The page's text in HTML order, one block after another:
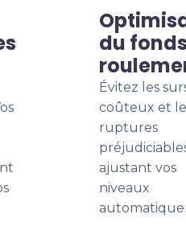
du
Évitez les
coûteux et
ruptures
ajustant vos
niveaux